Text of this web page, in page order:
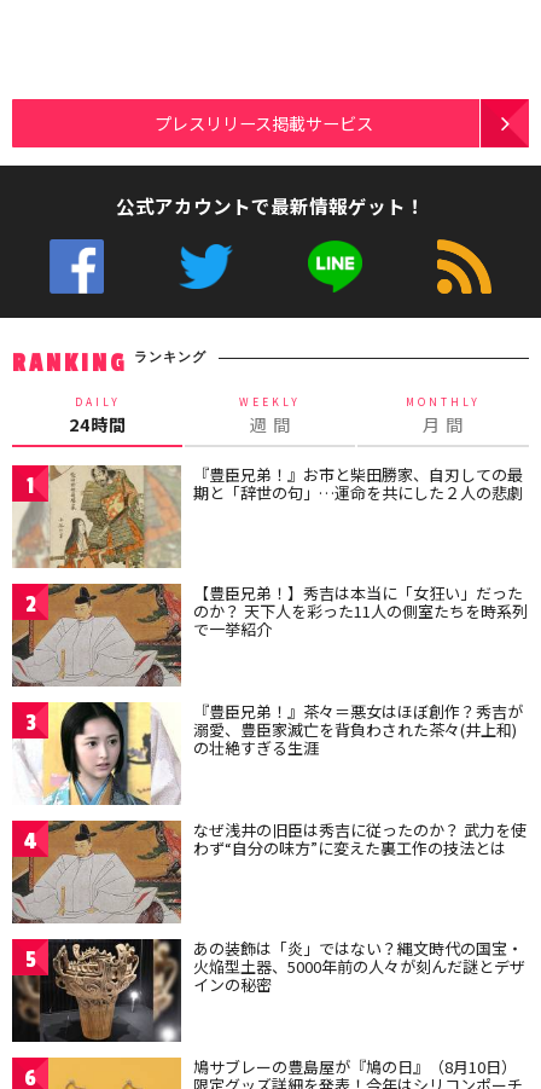
プレスリリース掲載サービス
公式アカウントで最新情報ゲット！
RANKING ランキング
DAILY
24時間
WEEKLY
週 間
MONTHLY
月 間
1 『豊臣兄弟！』お市と柴田勝家、自刃しての最
期と「辞世の句」…運命を共にした２人の悲劇
2 【豊臣兄弟！】秀吉は本当に「女狂い」だった
のか？ 天下人を彩った11人の側室たちを時系列
で一挙紹介
3 『豊臣兄弟！』茶々＝悪女はほぼ創作？秀吉が
溺愛、豊臣家滅亡を背負わされた茶々(井上和)
の壮絶すぎる生涯
4 なぜ浅井の旧臣は秀吉に従ったのか？ 武力を使
わず“自分の味方”に変えた裏工作の技法とは
5 あの装飾は「炎」ではない？縄文時代の国宝・
火焔型土器、5000年前の人々が刻んだ謎とデザ
インの秘密
6 鳩サブレーの豊島屋が『鳩の日』（8月10日）